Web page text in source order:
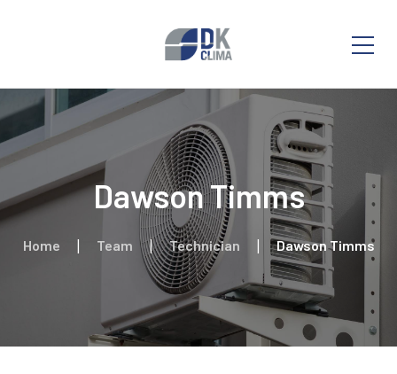
Dawson Timms
Home Team Technician Dawson Timms